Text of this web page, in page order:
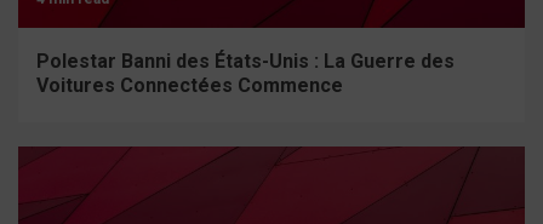
Polestar Banni des États-Unis : La Guerre des
Voitures Connectées Commence